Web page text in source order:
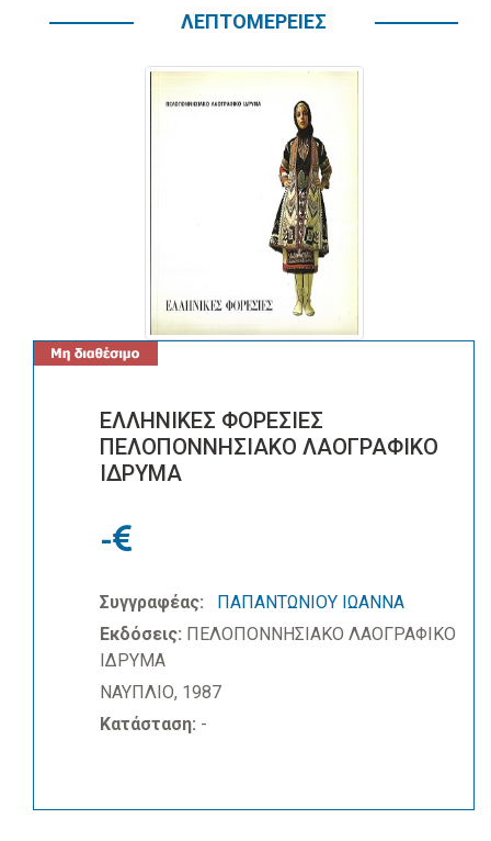
ΛΕΠΤΟΜΕΡΕΙΕΣ
ΕΛΛΗΝΙΚΕΣ ΦΟΡΕΣΙΕΣ
ΠΕΛΟΠΟΝΝΗΣΙΑΚΟ ΛΑΟΓΡΑΦΙΚΟ
ΙΔΡΥΜΑ
-
Συγγραφέας:
ΠΑΠΑΝΤΩΝΙΟΥ ΙΩΑΝΝΑ
Εκδόσεις: ΠΕΛΟΠΟΝΝΗΣΙΑΚΟ ΛΑΟΓΡΑΦΙΚΟ
ΙΔΡΥΜΑ
ΝΑΥΠΛΙΟ, 1987
Κατάσταση: -